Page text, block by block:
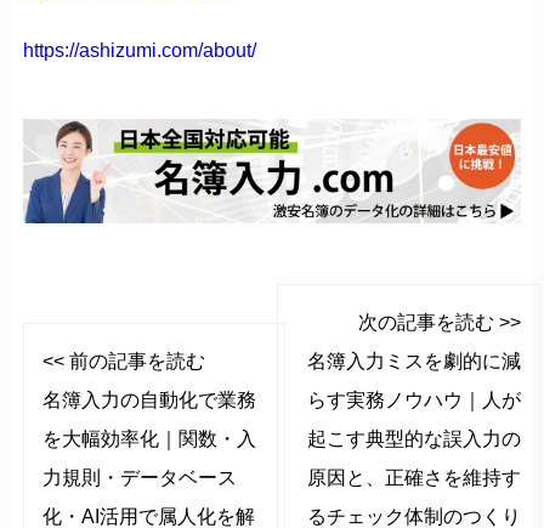
https://ashizumi.com/about/
<< 前の記事を読む
名簿入力の自動化で業務
を大幅効率化｜関数・入
力規則・データベース
化・AI活用で属人化を解
次の記事を読む >>
名簿入力ミスを劇的に減
らす実務ノウハウ｜人が
起こす典型的な誤入力の
原因と、正確さを維持す
るチェック体制のつくり